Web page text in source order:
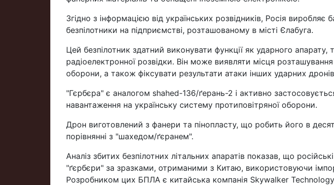
Згідно з інформацією від українських розвідників, Росія виробляє
безпілотники на підприємстві, розташованому в місті Єлабуга.
Цей безпілотник здатний виконувати функції як ударного апарату,
радіоелектронної розвідки. Він може виявляти місця
оборони, а також фіксувати результати атаки інших ударних
"Гєрбєра" є аналогом shahed-136/ґерань-2 і активно
навантаження на українську систему протиповітряної оборони.
Дрон виготовлений з фанери та пінопласту, що робить його в
порівнянні з "шахедом/ґєранем".
Аналіз збитих безпілотних літальних апаратів показав, що
"ґєрбєри" за зразками, отриманими з Китаю, використовуючи
Розробником цих БПЛА є китайська компанія Skywalker Technology